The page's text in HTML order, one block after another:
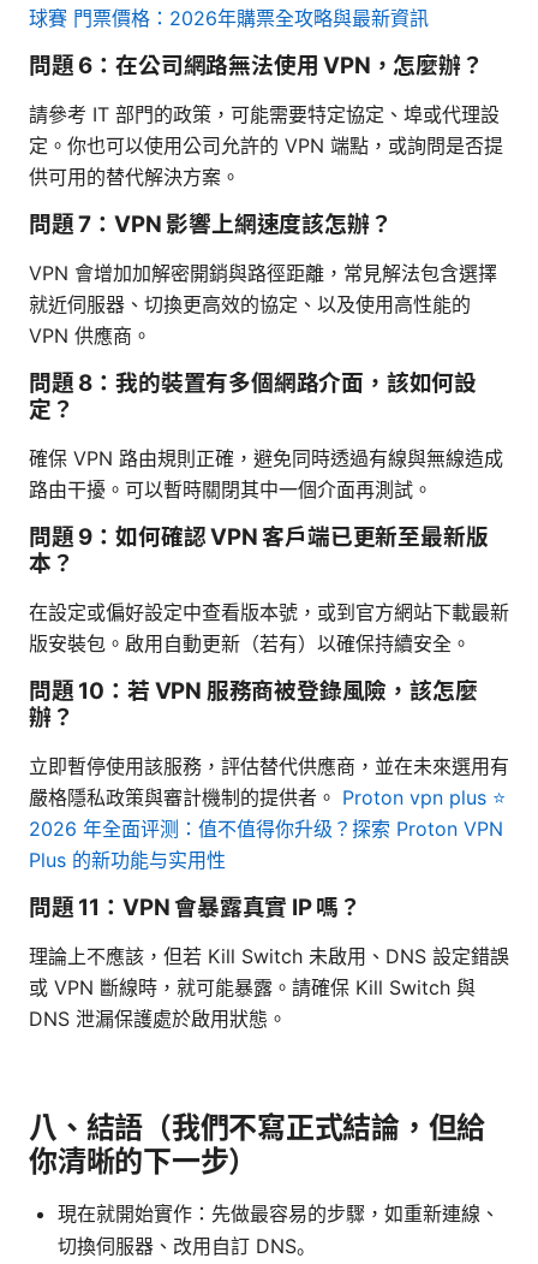
球賽 門票價格：2026年購票全攻略與最新資訊
問題 6：在公司網路無法使用 VPN，怎麼辦？
請參考 IT 部門的政策，可能需要特定協定、埠或代理設
定。你也可以使用公司允許的 VPN 端點，或詢問是否提
供可用的替代解決方案。
問題 7：VPN 影響上網速度該怎辦？
VPN 會增加加解密開銷與路徑距離，常見解法包含選擇
就近伺服器、切換更高效的協定、以及使用高性能的
VPN 供應商。
問題 8：我的裝置有多個網路介面，該如何設
定？
確保 VPN 路由規則正確，避免同時透過有線與無線造成
路由干擾。可以暫時關閉其中一個介面再測試。
問題 9：如何確認 VPN 客戶端已更新至最新版
本？
在設定或偏好設定中查看版本號，或到官方網站下載最新
版安裝包。啟用自動更新（若有）以確保持續安全。
問題 10：若 VPN 服務商被登錄風險，該怎麼
辦？
立即暫停使用該服務，評估替代供應商，並在未來選用有
嚴格隱私政策與審計機制的提供者。 Proton vpn plus ⭐
2026 年全面评测：值不值得你升级？探索 Proton VPN
Plus 的新功能与实用性
問題 11：VPN 會暴露真實 IP 嗎？
理論上不應該，但若 Kill Switch 未啟用、DNS 設定錯誤
或 VPN 斷線時，就可能暴露。請確保 Kill Switch 與
DNS 泄漏保護處於啟用狀態。
八、結語（我們不寫正式結論，但給
你清晰的下一步）
現在就開始實作：先做最容易的步驟，如重新連線、
切換伺服器、改用自訂 DNS。